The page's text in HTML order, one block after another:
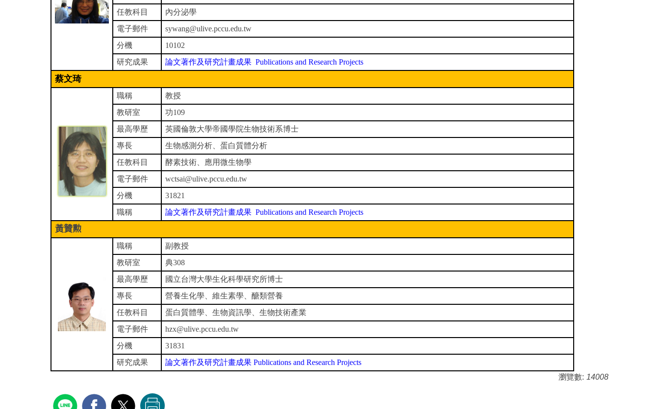
任教科目
內分泌學
電子郵件
sywang@ulive.pccu.edu.tw
分機
10102
研究成果
論文著作及研究計畫成果 Publications and Research Projects
蔡文琦
職稱
教授
教研室
功109
最高學歷
英國倫敦大學帝國學院生物技術系博士
專長
生物感測分析、蛋白質體分析
任教科目
酵素技術、應用微生物學
電子郵件
wctsai@ulive.pccu.edu.tw
分機
31821
職稱
論文著作及研究計畫成果 Publications and Research Projects
黃贊勲
職稱
副教授
教研室
典308
最高學歷
國立台灣大學生化科學研究所博士
專長
營養生化學、維生素學、醣類營養
任教科目
蛋白質體學、生物資訊學、生物技術產業
電子郵件
hzx@ulive.pccu.edu.tw
分機
31831
研究成果
論文著作及研究計畫成果 Publications and Research Projects
瀏覽數: 14008